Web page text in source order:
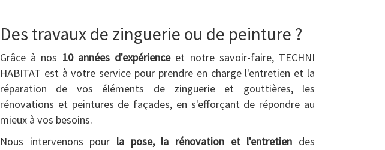
Des travaux de zinguerie ou de peinture ?
Grâce à nos 10 années d'expérienceet notre savoir-faire, TECHNI
HABITAT est à votre service pour prendre en charge l'entretien et la
réparation de vos éléments de zinguerie et gouttières, les
rénovations et peintures de façades, en s'efforçant de répondre au
mieux à vos besoins.
Nous intervenons pour la pose, la rénovation et l'entretien des